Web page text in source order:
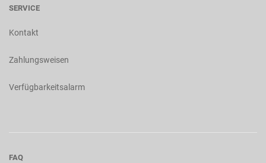
SERVICE
Kontakt
Zahlungsweisen
Verfügbarkeitsalarm
FAQ